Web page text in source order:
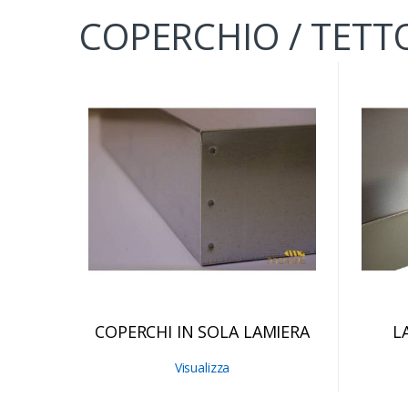
COPERCHIO /
COPERCHI IN SOLA LAMIERA
Visualizza